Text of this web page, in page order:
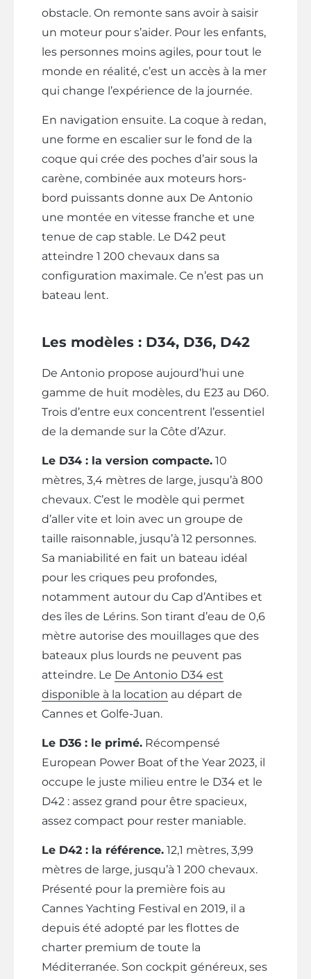
obstacle. On remonte sans avoir à saisir
un moteur pour s’aider. Pour les enfants,
les personnes moins agiles, pour tout le
monde en réalité, c’est un accès à la mer
qui change l’expérience de la journée.
En navigation ensuite. La coque à redan,
une forme en escalier sur le fond de la
coque qui crée des poches d’air sous la
carène, combinée aux moteurs hors-
bord puissants donne aux De Antonio
une montée en vitesse franche et une
tenue de cap stable. Le D42 peut
atteindre 1 200 chevaux dans sa
configuration maximale. Ce n’est pas un
bateau lent.
Les modèles : D34, D36, D42
De Antonio propose aujourd’hui une
gamme de huit modèles, du E23 au D60.
Trois d’entre eux concentrent l’essentiel
de la demande sur la Côte d’Azur.
Le D34 : la version compacte. 10
mètres, 3,4 mètres de large, jusqu’à 800
chevaux. C’est le modèle qui permet
d’aller vite et loin avec un groupe de
taille raisonnable, jusqu’à 12 personnes.
Sa maniabilité en fait un bateau idéal
pour les criques peu profondes,
notamment autour du Cap d’Antibes et
des îles de Lérins. Son tirant d’eau de 0,6
mètre autorise des mouillages que des
bateaux plus lourds ne peuvent pas
atteindre. Le De Antonio D34 est
disponible à la location au départ de
Cannes et Golfe-Juan.
Le D36 : le primé. Récompensé
European Power Boat of the Year 2023, il
occupe le juste milieu entre le D34 et le
D42 : assez grand pour être spacieux,
assez compact pour rester maniable.
Le D42 : la référence. 12,1 mètres, 3,99
mètres de large, jusqu’à 1 200 chevaux.
Présenté pour la première fois au
Cannes Yachting Festival en 2019, il a
depuis été adopté par les flottes de
charter premium de toute la
Méditerranée. Son cockpit généreux, ses